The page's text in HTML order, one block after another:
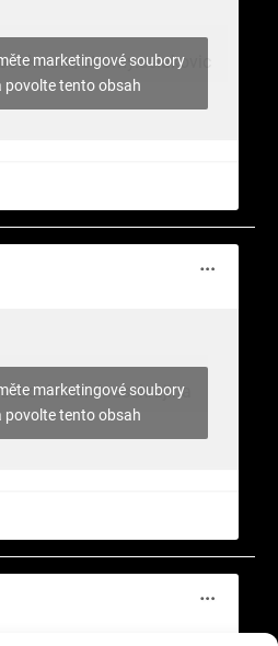
stromy.celakovic
marketingové soubory
povolte tento obsah
nasekrajina
marketingové soubory
povolte tento obsah